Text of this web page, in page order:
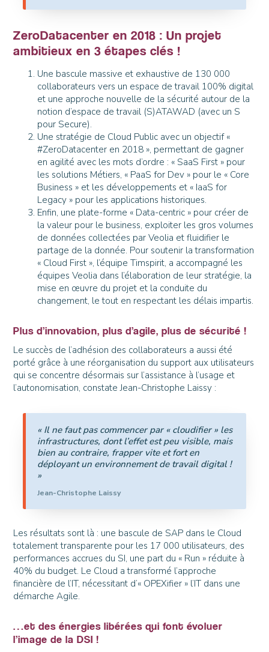
ZeroDatacenter en 2018 : Un projet
ambitieux en 3 étapes clés !
Une bascule massive et exhaustive de 130 000
collaborateurs vers un espace de travail 100% digital
et une approche nouvelle de la sécurité autour de la
notion d’espace de travail (S)ATAWAD (avec un S
pour Secure).
Une stratégie de Cloud Public avec un objectif «
#ZeroDatacenter en 2018 », permettant de gagner
en agilité avec les mots d’ordre : « SaaS First » pour
les solutions Métiers, « PaaS for Dev » pour le « Core
Business » et les développements et « IaaS for
Legacy » pour les applications historiques.
Enfin, une plate-forme « Data-centric » pour créer de
la valeur pour le business, exploiter les gros volumes
de données collectées par Veolia et fluidifier le
partage de la donnée. Pour soutenir la transformation
« Cloud First », l’équipe Timspirit, a accompagné les
équipes Veolia dans l’élaboration de leur stratégie, la
mise en œuvre du projet et la conduite du
changement, le tout en respectant les délais impartis.
Plus d’innovation, plus d’agile, plus de sécurité !
Le succès de l’adhésion des collaborateurs a aussi été
porté grâce à une réorganisation du support aux utilisateurs
qui se concentre désormais sur l’assistance à l’usage et
l’autonomisation, constate Jean-Christophe Laissy :
« Il ne faut pas commencer par « cloudifier » les
infrastructures, dont l’effet est peu visible, mais
bien au contraire, frapper vite et fort en
déployant un environnement de travail digital !
»
Jean-Christophe Laissy
Les résultats sont là : une bascule de SAP dans le Cloud
totalement transparente pour les 17 000 utilisateurs, des
performances accrues du SI, une part du « Run » réduite à
40% du budget. Le Cloud a transformé l’approche
financière de l’IT, nécessitant d’« OPEXifier » l’IT dans une
démarche Agile.
…et des énergies libérées qui font évoluer
l’image de la DSI !